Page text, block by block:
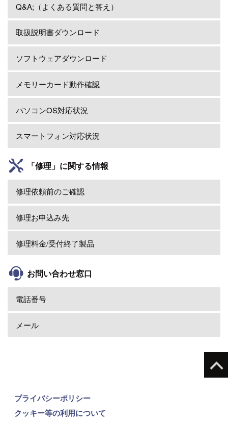
Q&A;（よくある質問と答え）
取扱説明書ダウンロード
ソフトウェアダウンロード
メモリーカード動作確認
パソコンOS対応状況
スマートフォン対応状況
「修理」に関する情報
修理依頼前のご確認
修理お申込み先
修理料金/受付終了製品
お問い合わせ窓口
電話番号
メール
プライバシーポリシー
クッキー等の利用について